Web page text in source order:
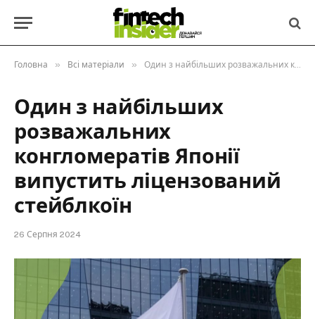
Головна » Всі матеріали » Один з найбільших розважальних конгломератів Японії випустить ліцензований стейблкоїн
Один з найбільших
розважальних
конгломератів Японії
випустить ліцензований
стейблкоїн
26 Серпня 2024